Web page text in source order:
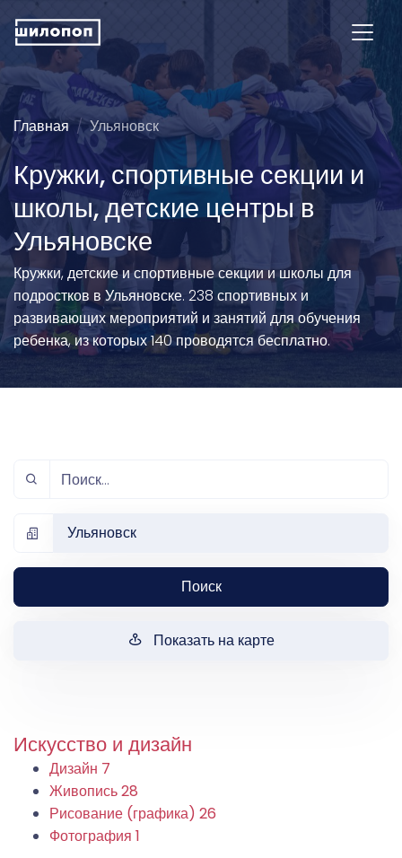
Главная Ульяновск
Кружки, спортивные секции и
школы, детские центры в
Ульяновске
Кружки, детские и спортивные секции и школы для
подростков в Ульяновске. 238 спортивных и
развивающих мероприятий и занятий для обучения
ребенка, из которых 140 проводятся бесплатно.
Ульяновск
Поиск
Показать на карте
Искусство и дизайн
Дизайн 7
Живопись28
Рисование (графика) 26
Фотография 1